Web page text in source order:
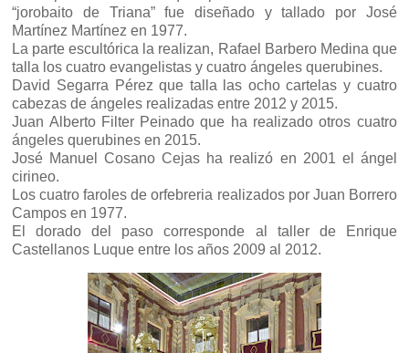
“jorobaito de Triana” fue diseñado y tallado por José
Martínez Martínez en 1977.
La parte escultórica la realizan, Rafael Barbero Medina que
talla los cuatro evangelistas y cuatro ángeles querubines.
David Segarra Pérez que talla las ocho cartelas y cuatro
cabezas de ángeles realizadas entre 2012 y 2015.
Juan Alberto Filter Peinado que ha realizado otros cuatro
ángeles querubines en 2015.
José Manuel Cosano Cejas ha realizó en 2001 el ángel
cirineo.
Los cuatro faroles de orfebreria realizados por Juan Borrero
Campos en 1977.
El dorado del paso corresponde al taller de Enrique
Castellanos Luque entre los años 2009 al 2012.